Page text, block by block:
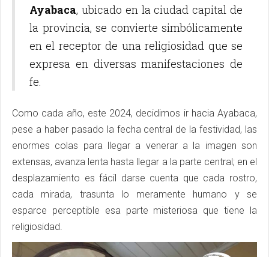
Ayabaca, ubicado en la ciudad capital de
la provincia, se convierte simbólicamente
en el receptor de una religiosidad que se
expresa en diversas manifestaciones de
fe.
Como cada año, este 2024, decidimos ir hacia Ayabaca,
pese a haber pasado la fecha central de la festividad, las
enormes colas para llegar a venerar a la imagen son
extensas, avanza lenta hasta llegar a la parte central; en el
desplazamiento es fácil darse cuenta que cada rostro,
cada mirada, trasunta lo meramente humano y se
esparce perceptible esa parte misteriosa que tiene la
religiosidad.